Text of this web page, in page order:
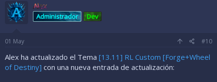
c
i
o
e
:
Alex
Administrador Dev
01 May #10
Alex ha actualizado el Tema [13.11] RL Custom [Forge+Wheel
of Destiny] con una nueva entrada de actualización: